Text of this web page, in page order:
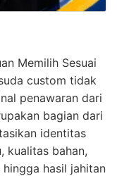
Memilih Sesuai
custom tidak
penawaran dari
bagian dari
identitas
kualitas bahan,
hasil jahitan